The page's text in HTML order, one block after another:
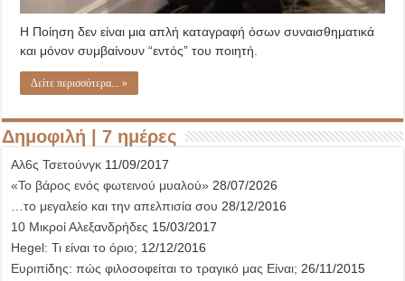
Η Ποίηση δεν είναι μια απλή καταγραφή όσων συναισθηματικά
και μόνον συμβαίνουν “εντός” του ποιητή.
Δείτε περισσότερα... »
Δημοφιλή | 7 ημέρες
Αλ6ς Τσετούνγκ 11/09/2017
«Το βάρος ενός φωτεινού μυαλού» 28/07/2026
…το μεγαλείο και την απελπισία σου 28/12/2016
10 Μικροί Αλεξανδρήδες 15/03/2017
Hegel: Τι είναι το όριο; 12/12/2016
Ευριπίδης: πώς φιλοσοφείται το τραγικό μας Είναι; 26/11/2015